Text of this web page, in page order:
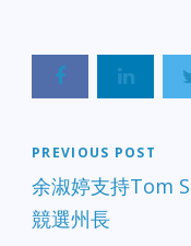
PREVIOUS POST
余淑婷支持Tom
競選州長